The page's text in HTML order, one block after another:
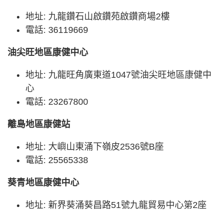
地址: 九龍鑽石山啟鑽苑啟鑽商場2樓
電話: 36119669
油尖旺地區康健中心
地址: 九龍旺角廣東道1047號油尖旺地區康健中
心
電話: 23267800
離島地區康健站
地址: 大嶼山東涌下嶺皮2536號B座
電話: 25565338
葵青地區康健中心
地址: 新界葵涌葵昌路51號九龍貿易中心第2座